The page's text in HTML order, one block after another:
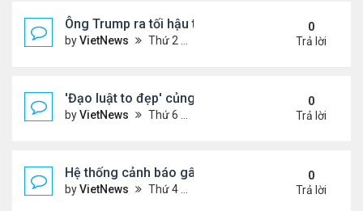
Ông Trump ra tối hậu thư với Nga
byVietNews Thứ 2 Tháng 7 14, 2025 12:49 pm
0
Trả lời
'Đạo luật to đẹp' củng cố quyền lực của ông
byVietNews Thứ 6 Tháng 7 11, 2025 8:45 am
0
Trả lời
Hệ thống cảnh báo gây tranh cãi trong thảm kịch
byVietNews Thứ 4 Tháng 7 09, 2025 5:42 pm
0
Trả lời